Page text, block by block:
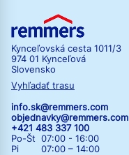
Kynceľovská cesta 1011/3
974 01 Kynceľová
Slovensko
Vyhľadať trasu
info.sk@remmers.com
objednavky@remmers.com
+421 483 337 100
Po-Št 07:00 - 16:00
Pi 07:00 – 14:00